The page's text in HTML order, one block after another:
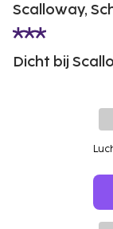
Scalloway,
Dicht bij